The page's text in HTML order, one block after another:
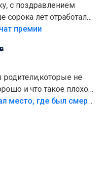
с поздравлением
сорока лет отработали
премии
не
и что такое плохо!
безумия,есть же
«Попал на пику»: СК показал место, где был смертельно травмирован ребенок в Тольятти